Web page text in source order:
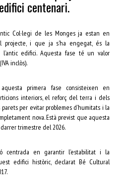
centenari.
Col·legi de les Monges ja estan en
projecte, i que ja s’ha engegat, és la
l’antic edifici. Aquesta fase té un valor
inclòs).
primera fase consisteixen en
interiors, el reforç del terra i dels
per evitar problemes d’humitats i la
nova. Està previst que aquesta
trimestre del 2026.
centrada en garantir l’estabilitat i la
edifici històric, declarat Bé Cultural